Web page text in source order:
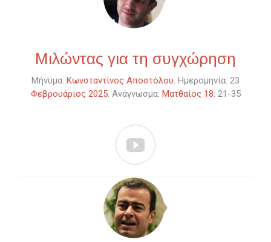
Μιλώντας για τη συγχώρηση
Μήνυμα: Κωνσταντίνος Αποστόλου. Ημερομηνία: 23
Φεβρουάριος 2025. Ανάγνωσμα: Ματθαίος 18: 21-35
